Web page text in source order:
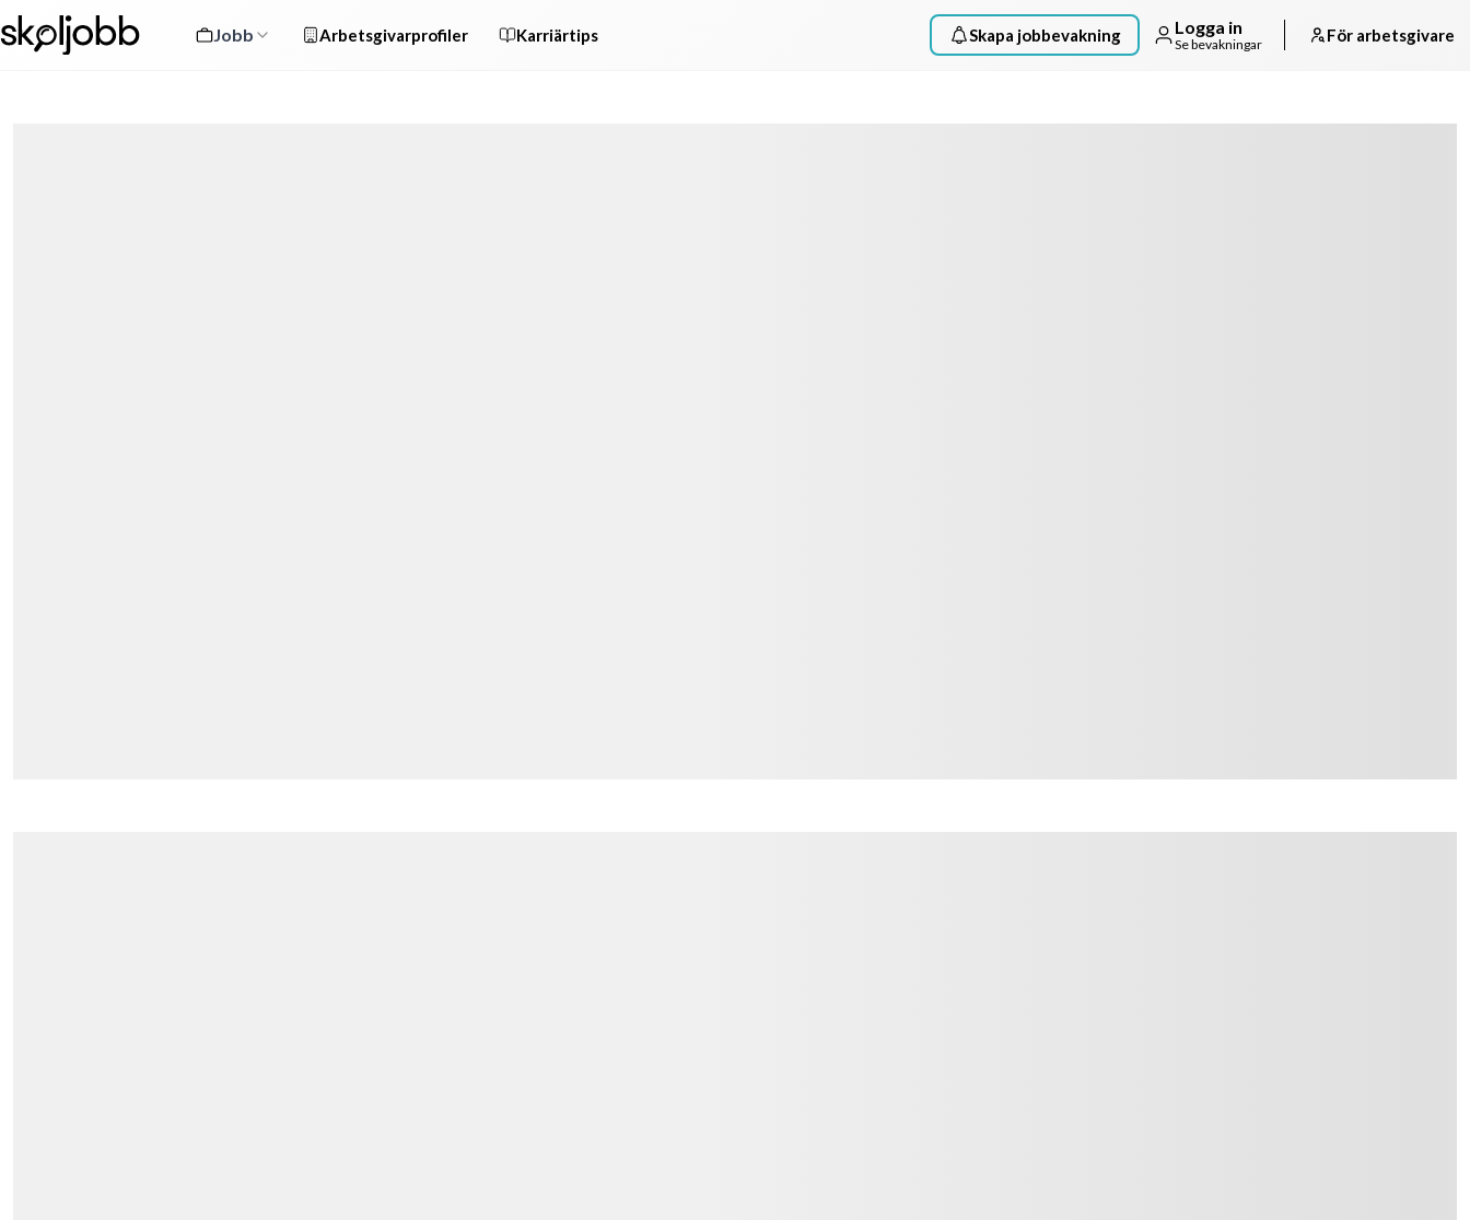
Jobb Arbetsgivarprofiler Karriärtips Skapa jobbevakning Logga in
Se bevakningar För arbetsgivare